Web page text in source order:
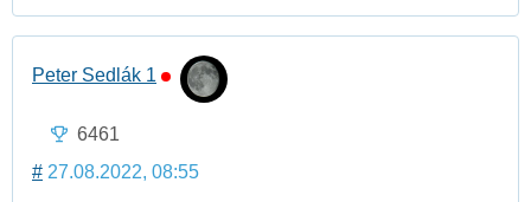
Peter Sedlák 1
6461
# 27.08.2022, 08:55